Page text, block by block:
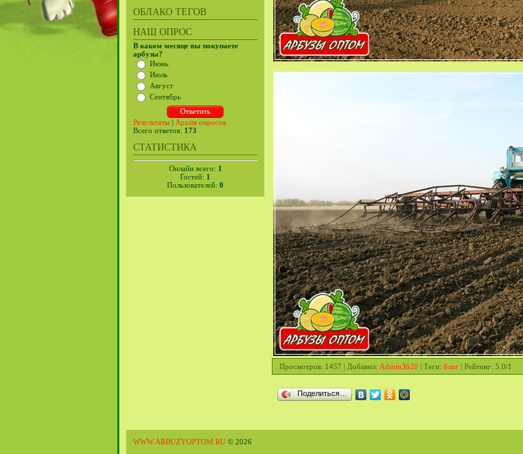
ОБЛАКО ТЕГОВ
НАШ ОПРОС
В каком месяце вы покупаете
арбузы?
Июнь
Июль
Август
Сентябрь
Результаты | Архив опросов
Всего ответов: 173
СТАТИСТИКА
Онлайн всего: 1
Гостей: 1
Пользователей: 0
Просмотров: 1457 | Добавил: Admin3620 | Теги: блог | Рейтинг: 5.0/1
Поделиться…
WWW.ARBUZYOPTOM.RU © 2026